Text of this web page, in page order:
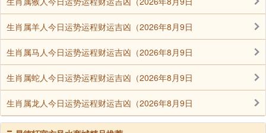
生肖属羊人今日运势运程财运吉凶（2026年8月9日
生肖属马人今日运势运程财运吉凶（2026年8月9日
生肖属蛇人今日运势运程财运吉凶（2026年8月9日
生肖属龙人今日运势运程财运吉凶（2026年8月9日